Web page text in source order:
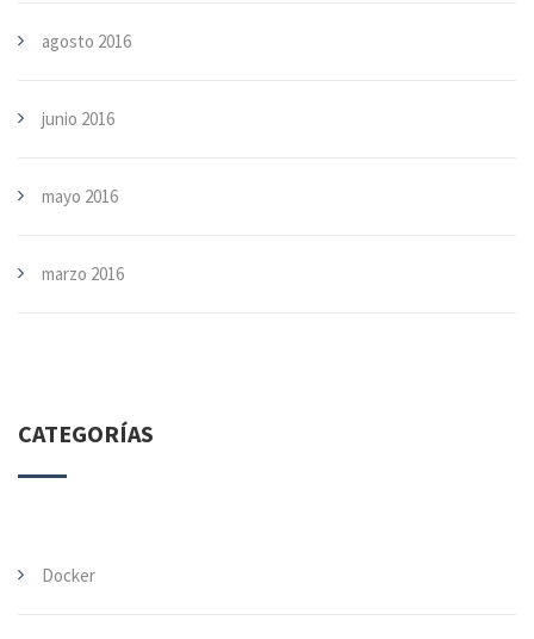
agosto 2016
junio 2016
mayo 2016
marzo 2016
CATEGORÍAS
Docker